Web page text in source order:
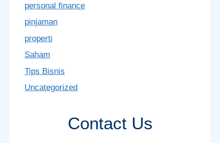
personal finance
pinjaman
properti
Saham
Tips Bisnis
Uncategorized
Contact Us